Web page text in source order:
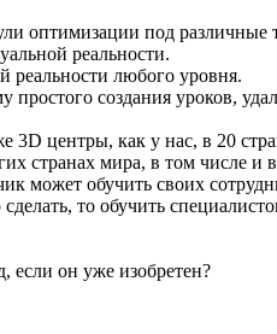
оптимизации под
реальности.
реальности любого уровня.
простого создания уроков,
3D центры, как у нас, в 20
странах мира, в том числе
может обучить своих
сделать, то обучить
если он уже изобретен?